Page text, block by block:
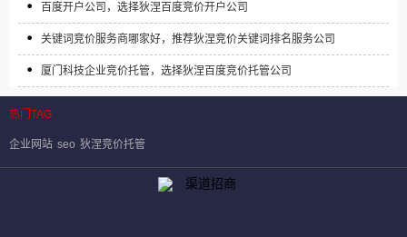
百度开户公司，选择狄涅百度竞价开户公司
关键词竞价服务商哪家好，推荐狄涅竞价关键词排名服务公司
厦门科技企业竞价托管，选择狄涅百度竞价托管公司
热门TAG
企业网站 seo 狄涅竞价托管